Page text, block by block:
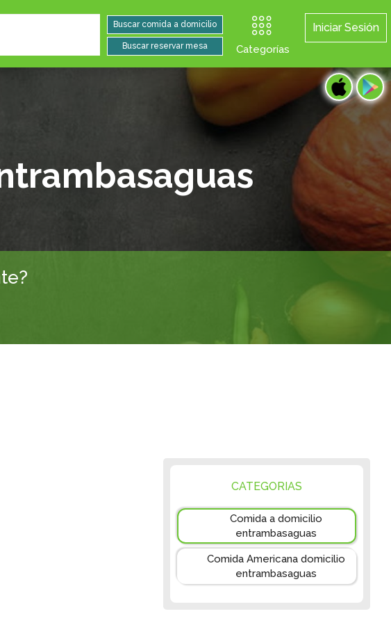
Iniciar Sesión
Categorías
CATEGORIAS
Comida a domicilio
entrambasaguas
Comida Americana domicilio
entrambasaguas